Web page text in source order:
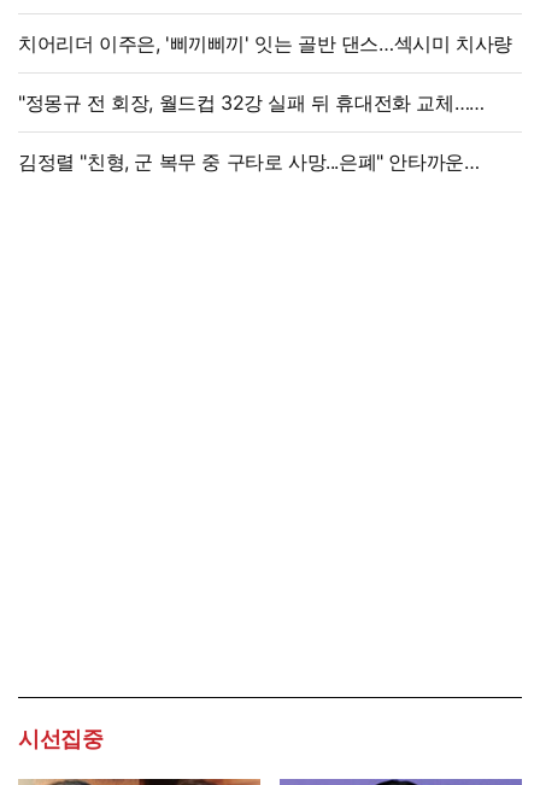
과감 반전 매력
치어리더 이주은, '삐끼삐끼' 잇는 골반 댄스…섹시미 치사량
"정몽규 전 회장, 월드컵 32강 실패 뒤 휴대전화 교체…
출국금지 조치도"
김정렬 "친형, 군 복무 중 구타로 사망...은폐" 안타까운
시선집중